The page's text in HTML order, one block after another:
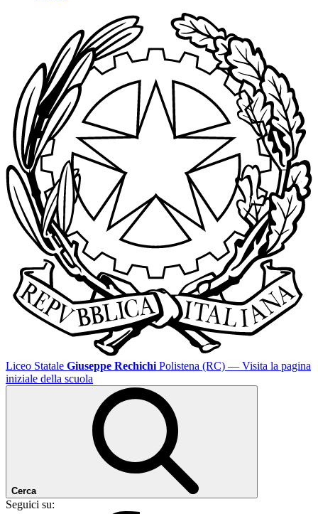
Liceo Statale Giuseppe Rechichi Polistena (RC) — Visita la pagina
iniziale della scuola
Cerca
Seguici su: